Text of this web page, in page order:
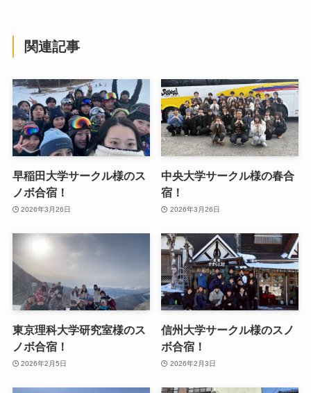
関連記事
早稲田大学サークル様のス
ノボ合宿！
2026年3月26日
中央大学サークル様の春合
宿！
2026年3月26日
東京理科大学研究室様のス
ノボ合宿！
2026年2月5日
信州大学サークル様のスノ
ボ合宿！
2026年2月3日